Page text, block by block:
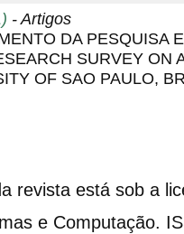
- Artigos
DA PESQUISA
SURVEY ON
OF SAO PAULO,
revista está sob a
e Computação.